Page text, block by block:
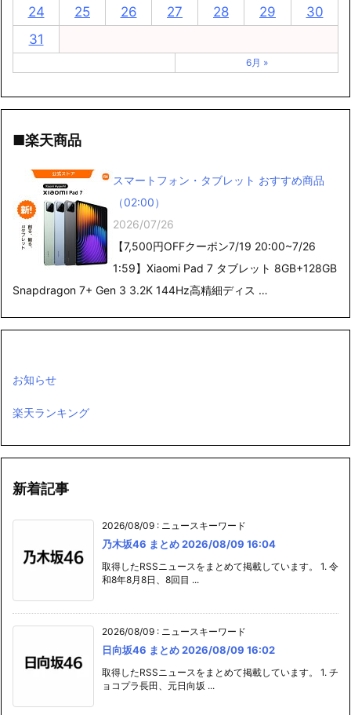
24
25 26 27 28 29
30
31
6月 »
■楽天商品
スマートフォン・タブレット おすすめ商品
（02:00）
2026/07/26
【7,500円OFFクーポン7/19 20:00~7/26
1:59】Xiaomi Pad 7 タブレット 8GB+128GB
Snapdragon 7+ Gen 3 3.2K 144Hz高精細ディス …
お知らせ
楽天ランキング
新着記事
2026/08/09 : ニュースキーワード
乃木坂46 まとめ 2026/08/09 16:04
取得したRSSニュースをまとめて掲載しています。 1. 令
和8年8月8日、8回目 ...
2026/08/09 : ニュースキーワード
日向坂46 まとめ 2026/08/09 16:02
取得したRSSニュースをまとめて掲載しています。 1. チ
ョコプラ長田、元日向坂 ...